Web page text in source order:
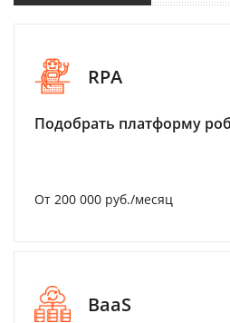
RPA
Подобрать платформу
От 200 000 руб./месяц
BaaS